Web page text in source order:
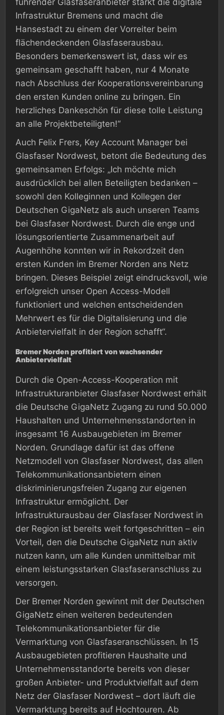
Infrastruktur Bremens und macht die
Hansestadt zu einem der Vorreiter beim
flächendeckenden Glasfaserausbau.
Besonders bemerkenswert ist, dass wir es
gemeinsam geschafft haben, nur 4 Monate
nach Abschluss der Kooperationsvereinbarung
den ersten Kunden online zu bringen. Ein
herzliches Dankeschön für diese tolle Leistung
an alle Projektbeteiligten!“
Auch Felix Frers, Key Account Manager bei
Glasfaser Nordwest, betont die Bedeutung des
gemeinsamen Erfolgs: „Ich möchte mich
ausdrücklich bei allen Beteiligten bedanken –
sowohl den Kolleginnen und Kollegen der
Deutschen GigaNetz als auch unseren Teams
bei Glasfaser Nordwest. Durch die enge und
lösungsorientierte Zusammenarbeit auf
Augenhöhe konnten wir in Rekordzeit den
ersten Kunden im Bremer Norden ans Netz
bringen. Dieses Beispiel zeigt eindrucksvoll, wie
erfolgreich unser Open Access-Modell
funktioniert und welchen entscheidenden
Mehrwert es für die Digitalisierung und die
Anbietervielfalt in der Region schafft“.
Bremer Norden profitiert von wachsender
Anbietervielfalt
Durch die Open-Access-Kooperation mit
Infrastrukturanbieter Glasfaser Nordwest erhält
die Deutsche GigaNetz Zugang zu rund 50.000
Haushalten und Unternehmensstandorten in
insgesamt 16 Ausbaugebieten im Bremer
Norden. Grundlage dafür ist das offene
Netzmodell von Glasfaser Nordwest, das allen
Telekommunikationsanbietern einen
diskriminierungsfreien Zugang zur eigenen
Infrastruktur ermöglicht. Der
Infrastrukturausbau der Glasfaser Nordwest in
der Region ist bereits weit fortgeschritten – ein
Vorteil, den die Deutsche GigaNetz nun aktiv
nutzen kann, um alle Kunden unmittelbar mit
einem leistungsstarken Glasfaseranschluss zu
versorgen.
Der Bremer Norden gewinnt mit der Deutschen
GigaNetz einen weiteren bedeutenden
Telekommunikationsanbieter für die
Vermarktung von Glasfaseranschlüssen. In 15
Ausbaugebieten profitieren Haushalte und
Unternehmensstandorte bereits von dieser
großen Anbieter- und Produktvielfalt auf dem
Netz der Glasfaser Nordwest – dort läuft die
Vermarktung bereits auf Hochtouren. Ab